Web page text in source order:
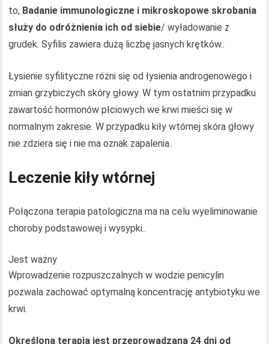
to, Badanie immunologiczne i mikroskopowe skrobania
służy do odróżnienia ich od siebie/ wyładowanie z
grudek. Syfilis zawiera dużą liczbę jasnych krętków..
Łysienie syfilityczne różni się od łysienia androgenowego i
zmian grzybiczych skóry głowy. W tym ostatnim przypadku
zawartość hormonów płciowych we krwi mieści się w
normalnym zakresie. W przypadku kiły wtórnej skóra głowy
nie zdziera się i nie ma oznak zapalenia..
Leczenie kiły wtórnej
Połączona terapia patologiczna ma na celu wyeliminowanie
choroby podstawowej i wysypki..
Jest ważny
Wprowadzenie rozpuszczalnych w wodzie penicylin
pozwala zachować optymalną koncentrację antybiotyku we
krwi.
Określona terapia jest przeprowadzana 24 dni od